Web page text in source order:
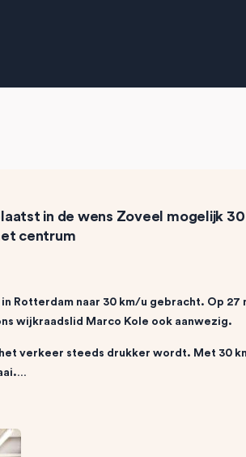
in de wens Zoveel mogelijk
centrum
in Rotterdam naar 30 km/u gebracht. Op
wijkraadslid Marco Kole ook aanwezig.
verkeer steeds drukker wordt. Met 30